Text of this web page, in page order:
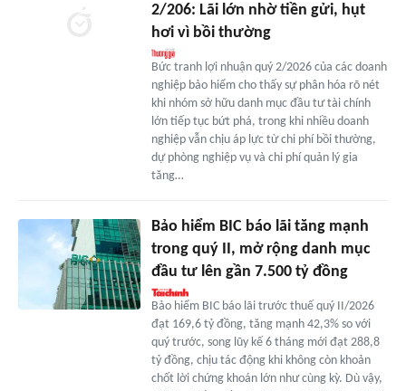
2/206: Lãi lớn nhờ tiền gửi, hụt
hơi vì bồi thường
Bức tranh lợi nhuận quý 2/2026 của các doanh
nghiệp bảo hiểm cho thấy sự phân hóa rõ nét
khi nhóm sở hữu danh mục đầu tư tài chính
lớn tiếp tục bứt phá, trong khi nhiều doanh
nghiệp vẫn chịu áp lực từ chi phí bồi thường,
dự phòng nghiệp vụ và chi phí quản lý gia
tăng…
Bảo hiểm BIC báo lãi tăng mạnh
trong quý II, mở rộng danh mục
đầu tư lên gần 7.500 tỷ đồng
Bảo hiểm BIC báo lãi trước thuế quý II/2026
đạt 169,6 tỷ đồng, tăng mạnh 42,3% so với
quý trước, song lũy kế 6 tháng mới đạt 288,8
tỷ đồng, chịu tác động khi không còn khoản
chốt lời chứng khoán lớn như cùng kỳ. Dù vậy,